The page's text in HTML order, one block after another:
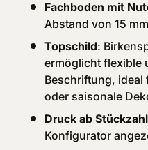
Fachboden mit
Abstand von 15 mm
Topschild:
ermöglicht flexible
Beschriftung,
oder saisonale
Druck ab
Konfigurator